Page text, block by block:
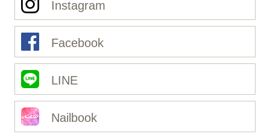
Instagram
Facebook
LINE
Nailbook